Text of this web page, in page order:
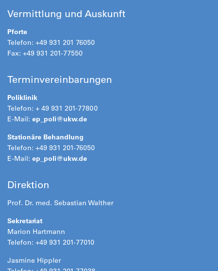
Vermittlung und Auskunft
Pforte
Telefon: +49 931 201 76050
Fax: +49 931 201-77550
Terminvereinbarungen
Poliklinik
Telefon: + 49 931 201-77800
E-Mail: ep_poli@ukw.de
Stationäre Behandlung
Telefon: +49 931 201-76050
E-Mail: ep_poli@ukw.de
Direktion
Prof. Dr. med. Sebastian Walther
Sekretariat
Marion Hartmann
Telefon: +49 931 201-77010
Jasmine Hippler